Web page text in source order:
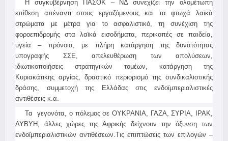
Η συγκυβέρνηση ΠΑΣΟΚ – ΝΔ συνεχίζει την ολομέτωπη
επίθεση απέναντι στους εργαζόμενους και τα φτωχά λαϊκά
στρώματα με μέτρα για το ασφαλιστικό, τη συνέχιση της
φοροεπιδρομής στα λαϊκά εισοδήματα, περικοπές σε παιδεία,
υγεία – πρόνοια, με πλήρη κατάργηση της δυνατότητας
υπογραφής ΣΣΕ, απελευθέρωση των απολύσεων,
ιδιωτικοποιήσεις στρατηγικών τομέων, κατάργηση της
Κυριακάτικης αργίας, δραστικό περιορισμό της συνδικαλιστικής
δράσης, συμμετοχή της Ελλάδας στις ενδοϊμπεριαλιστικές
αντιθέσεις κ.α.
Τα γεγονότα, ο πόλεμος σε ΟΥΚΡΑΝΙΑ, ΓΑΖΑ, ΣΥΡΙΑ, ΙΡΑΚ,
ΛΥΒΥΗ, άλλες χώρες της Αφρικής δείχνουν την όξυνση των
ενδοϊμπεριαλιστικών αντιθέσεων.Τις επιπτώσεις των επιλογών –